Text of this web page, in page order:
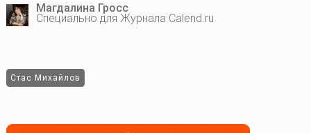
Магдалина Гросс
Специально для Журнала Calend.ru
Стас Михайлов